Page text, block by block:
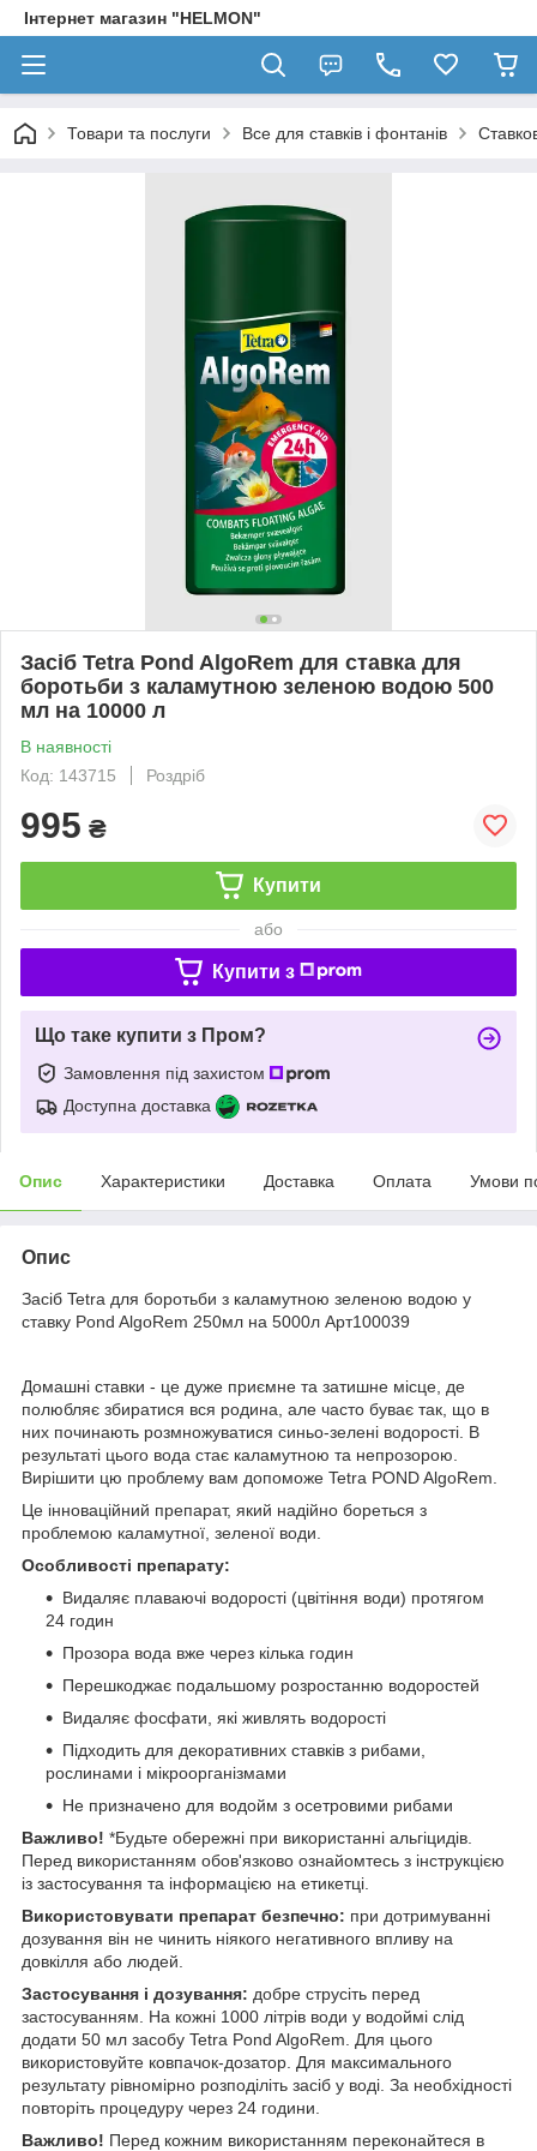
Інтернет магазин "HELMON"
Товари та послуги Все для ставків і фонтанів
Засіб Tetra Pond AlgoRem для ставка для
боротьби з каламутною зеленою водою 500
мл на 10000 л
В наявності
Код: 143715
Роздріб
995 ₴
Купити
або
Купити з
Що таке купити з Пром?
Замовлення під захистом
Доступна доставка
Опис Характеристики Доставка Оплата Умови
Опис
Засіб Tetra для боротьби з каламутною зеленою водою у
ставку Pond AlgoRem 250мл на 5000л Арт100039
Домашні ставки - це дуже приємне та затишне місце, де
полюбляє збиратися вся родина, але часто буває так, що в
них починають розмножуватися синьо-зелені водорості. В
результаті цього вода стає каламутною та непрозорою.
Вирішити цю проблему вам допоможе Tetra POND AlgoRem.
Це інноваційний препарат, який надійно бореться з
проблемою каламутної, зеленої води.
Особливості препарату:
Видаляє плаваючі водорості (цвітіння води) протягом
24 годин
Прозора вода вже через кілька годин
Перешкоджає подальшому розростанню водоростей
Видаляє фосфати, які живлять водорості
Підходить для декоративних ставків з рибами,
рослинами і мікроорганізмами
Не призначено для водойм з осетровими рибами
Важливо! *Будьте обережні при використанні альгіцидів.
Перед використанням обов'язково ознайомтесь з інструкцією
із застосування та інформацією на етикетці.
Використовувати препарат безпечно: при дотримуванні
дозування він не чинить ніякого негативного впливу на
довкілля або людей.
Застосування і дозування: добре струсіть перед
застосуванням. На кожні 1000 літрів води у водоймі слід
додати 50 мл засобу Tetra Pond AlgoRem. Для цього
використовуйте ковпачок-дозатор. Для максимального
результату рівномірно розподіліть засіб у воді. За необхідності
повторіть процедуру через 24 години.
Важливо! Перед кожним використанням переконайтеся в